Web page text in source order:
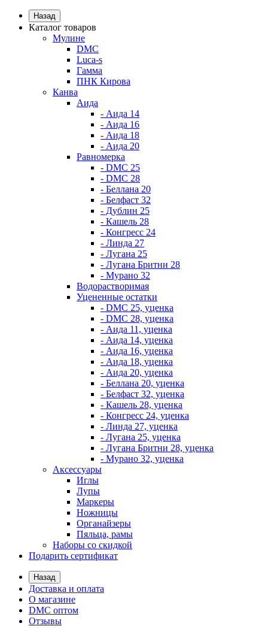
Назад
Каталог товаров
Мулине
DMC
Luca-s
Гамма
ПНК Кирова
Канва
Аида
- Аида 14
- Аида 16
- Аида 18
- Аида 20
Равномерка
- DMC 25
- DMC 28
- Беллана 20
- Белфаст 32
- Дублин 25
- Кашель 28
- Конгресс 24
- Линда 27
- Лугана 25
- Лугана Бритни 28
- Мурано 32
Водорастворимая
Уцененные остатки
- DMC 25, уценка
- DMC 28, уценка
- Аида 11, уценка
- Аида 14, уценка
- Аида 16, уценка
- Аида 18, уценка
- Аида 20, уценка
- Беллана 20, уценка
- Белфаст 32, уценка
- Кашель 28, уценка
- Конгресс 24, уценка
- Линда 27, уценка
- Лугана 25, уценка
- Лугана Бритни 28, уценка
- Мурано 32, уценка
Аксессуары
Иглы
Лупы
Маркеры
Ножницы
Органайзеры
Пяльца, рамы
Наборы со скидкой
Подарить сертификат
Назад
Доставка и оплата
О магазине
DMC оптом
Отзывы